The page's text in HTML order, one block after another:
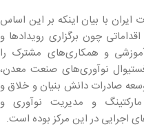
ایران با بیان اینکه بر این اساس
چون برگزاری رویدادها و
و همکاری‌های مشترک را
نوآوری‌های صنعت معدن،
صادرات دانش بنیان و خلاق و
و مدیریت نوآوری و
اجرایی در این مرکز بوده است.